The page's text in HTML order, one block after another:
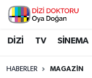
DİZİ TV SİNEMA
HABERLER MAGAZİN
İstanbul